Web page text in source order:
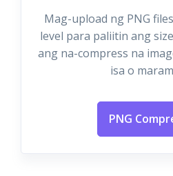
Mag-upload ng PNG
level para paliitin ang
ang na-compress na
isa o
PNG